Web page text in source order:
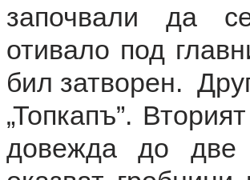
започвали да
отивало под
бил затворен.
„Топкапъ”.
довежда до две